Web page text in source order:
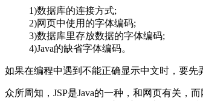
1)数据库的连接方式;
2)网页中使用的字体编码;
3)数据库里存放数据的字体编码;
4)Java的缺省字体编码。
如果在编程中遇到不能正确显示中文时，要先
众所周知，JSP是Java的一种，和网页有关，